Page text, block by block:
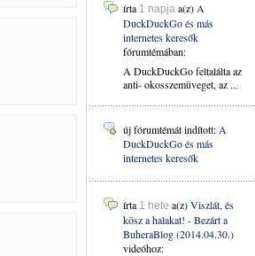
írta 1 napja a(z) A
DuckDuckGo és más
internetes keresők
fórumtémában:
A DuckDuckGo feltalálta az
anti- okosszemüveget, az ...
új fórumtémát indított: A
DuckDuckGo és más
internetes keresők
írta 1 hete a(z)Viszlát, és
kösz a halakat! - Bezárt a
BuheraBlog (2014.04.30.)
videóhoz: